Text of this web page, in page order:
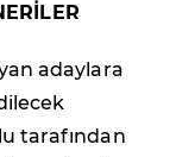
adaylara
tarafından